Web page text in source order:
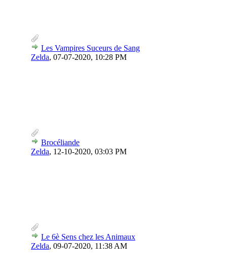
Les Vampires Suceurs de Sang
Zelda, 07-07-2020, 10:28 PM
Brocéliande
Zelda, 12-10-2020, 03:03 PM
Le 6è Sens chez les Animaux
Zelda, 09-07-2020, 11:38 AM